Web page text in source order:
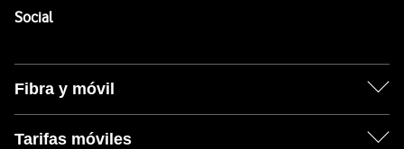
SocialEnlaces a las redes sociales de Vodafone
Fibra y móvil
Tarifas móviles